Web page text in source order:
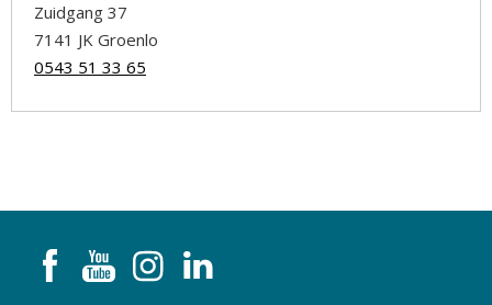
Zuidgang 37
7141 JK Groenlo
0543 51 33 65